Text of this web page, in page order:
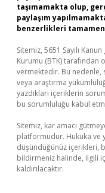
taşımamakta olup,
paylaşım
benzerlikleri
Sitemiz, 5651 Sayılı
Kurumu (BTK) tarafından
vermektedir. Bu
veya araştırma
yazdıkları içeriklerin
bu sorumluluğu kabul
Sitemiz, kar amacı
platformudur. Hukuka ve
düşündüğünüz içerikleri,
bildirmeniz halinde, ilgili
kaldırılacaktır.